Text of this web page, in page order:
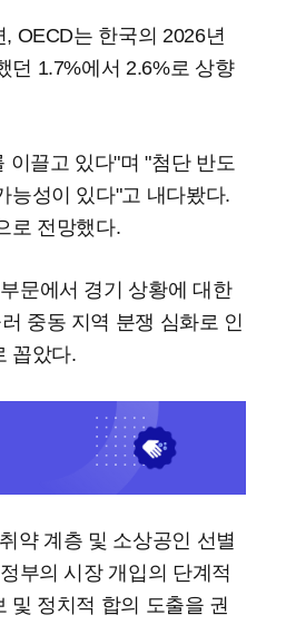
OECD는 한국의 2026년
던 1.7%에서 2.6%로 상향
이끌고 있다"며 "첨단 반도
능성이 있다"고 내다봤다.
로 전망했다.
문에서 경기 상황에 대한
중동 지역 분쟁 심화로 인
꼽았다.
약 계층 및 소상공인 선별
부의 시장 개입의 단계적
정치적 합의 도출을 권